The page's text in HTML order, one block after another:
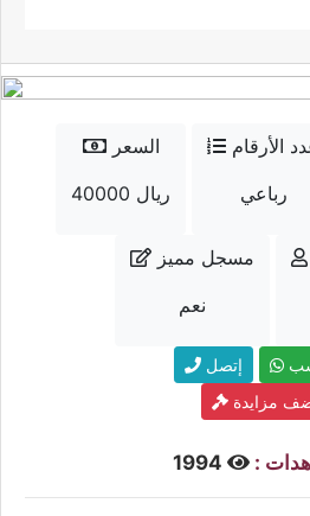
السعر
40000 ريال
الأرقام
رباعي
مسجل مميز
نعم
إتصل
مزايدة
: